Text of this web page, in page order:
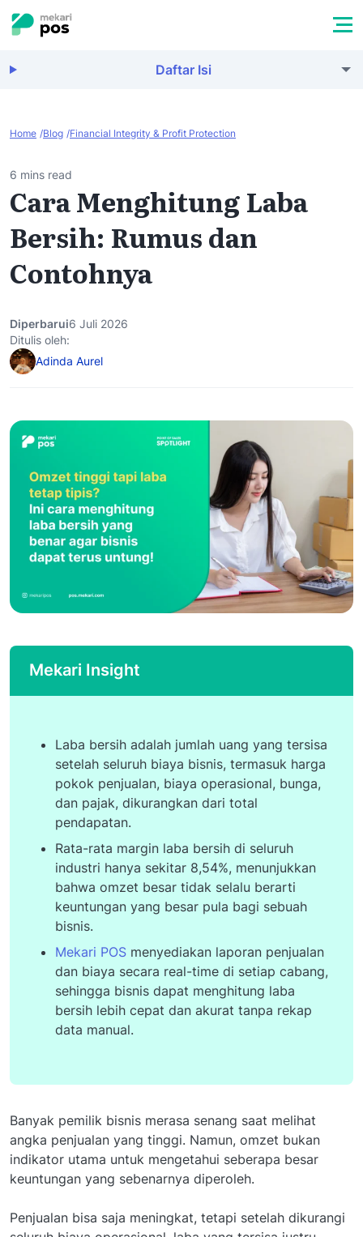
Daftar Isi
Home Blog Financial Integrity & Profit Protection
6 mins read
Cara Menghitung Laba
Bersih: Rumus dan
Contohnya
Ditulis oleh:
Adinda Aurel
Diperbarui6 Juli 2026
Mekari Insight
Laba bersih adalah jumlah uang yang tersisa
setelah seluruh biaya bisnis, termasuk harga
pokok penjualan, biaya operasional, bunga,
dan pajak, dikurangkan dari total
pendapatan.
Rata-rata margin laba bersih di seluruh
industri hanya sekitar 8,54%, menunjukkan
bahwa omzet besar tidak selalu berarti
keuntungan yang besar pula bagi sebuah
bisnis.
Mekari POS menyediakan laporan penjualan
dan biaya secara real-time di setiap cabang,
sehingga bisnis dapat menghitung laba
bersih lebih cepat dan akurat tanpa rekap
data manual.
Banyak pemilik bisnis merasa senang saat melihat
angka penjualan yang tinggi. Namun, omzet bukan
indikator utama untuk mengetahui seberapa besar
keuntungan yang sebenarnya diperoleh.
Penjualan bisa saja meningkat, tetapi setelah dikurangi